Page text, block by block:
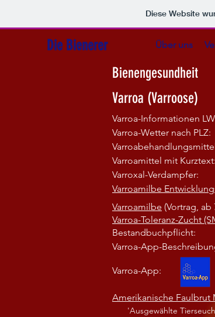
Diese Website
Die Bienerer Über uns
Bienengesundheit
Varroa (Varroose)
Varroa-Informationen
Varroa-Wetter nach PLZ:
Varroamittel mit Kurztext:
Varroxal-Verdampfer:
Varroamilbe
Varroamilbe (Vortrag,
Varroa-Toleranz-Zucht
Bestandbuchpflicht:
Varroa-App-
Varroa-App:
Amerikanische Faulbrut
'Ausgewählte